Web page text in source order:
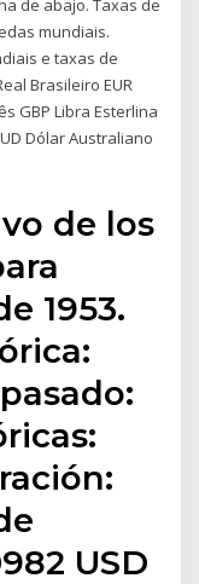
de abajo. Taxas de
mundiais.
e taxas de
Brasileiro EUR
GBP Libra Esterlina
Dólar Australiano
de los
1953.
USD